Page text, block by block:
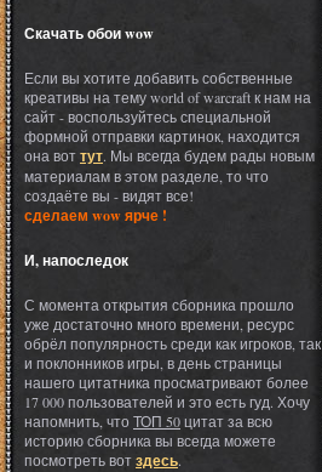
Скачать обои wow
Если вы хотите добавить собственные
креативы на тему world of warcraft к нам на
сайт - воспользуйтесь специальной
формной отправки картинок, находится
она воттут. Мы всегда будем рады новым
материалам в этом разделе, то что
создаёте вы - видят все!
сделаем wow ярче !
И, напоследок
С момента открытия сборника прошло
уже достаточно много времени, ресурс
обрёл популярность среди как игроков, так
и поклонников игры, в день страницы
нашего цитатника просматривают более
17 000 пользователей и это есть гуд. Хочу
напомнить, что ТОП 50цитат за всю
историю сборника вы всегда можете
посмотреть вотздесь.